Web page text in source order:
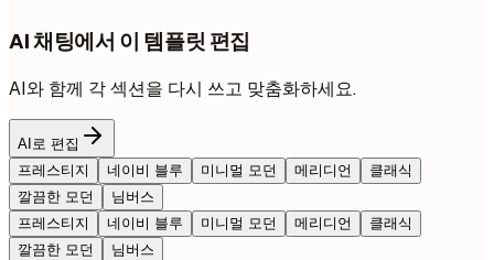
AI 채팅에서 이 템플릿 편집
AI와 함께 각 섹션을 다시 쓰고 맞춤화하세요.
AI로 편집
프레스티지
네이비 블루 미니멀 모던 메리디언
클래식
깔끔한 모던
님버스
프레스티지
네이비 블루 미니멀 모던 메리디언
클래식
깔끔한 모던
님버스